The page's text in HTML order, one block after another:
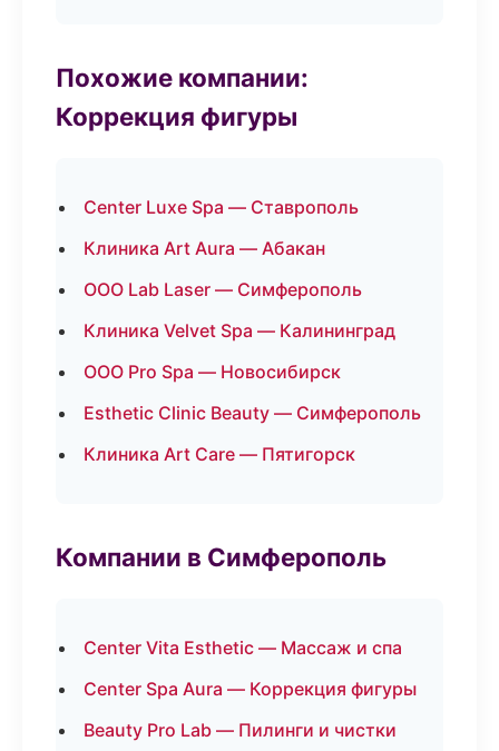
Похожие компании:
Коррекция фигуры
Center Luxe Spa — Ставрополь
Клиника Art Aura — Абакан
ООО Lab Laser — Симферополь
Клиника Velvet Spa — Калининград
ООО Pro Spa — Новосибирск
Esthetic Clinic Beauty — Симферополь
Клиника Art Care — Пятигорск
Компании в Симферополь
Center Vita Esthetic — Массаж и спа
Center Spa Aura — Коррекция фигуры
Beauty Pro Lab — Пилинги и чистки